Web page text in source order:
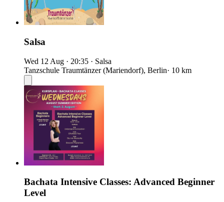
Salsa
Wed 12 Aug · 20:35 · Salsa
Tanzschule Traumtänzer (Mariendorf), Berlin· 10 km
Bachata Intensive Classes: Advanced Beginner
Level